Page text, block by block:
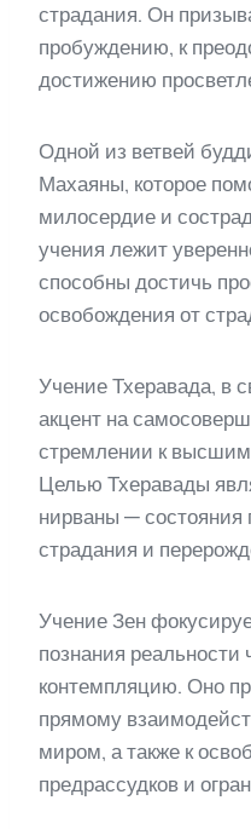
страдания. Он
пробуждению, к
достижению
Одной из ветвей
Махаяны, которое
милосердие и
учения лежит
способны достичь
освобождения от
Учение Тхеравада, в
акцент на
стремлении к
Целью Тхеравады
нирваны — состояния
страдания и
Учение Зен
познания
контемпляцию. Оно
прямому
миром, а также к
предрассудков и